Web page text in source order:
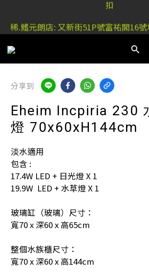
稀.鰭元朗店: 又新街51P號富祐閣16號
店: 西洋菜南街101號金德
稀.鰭元朗店: 又新街51P號富祐閣16號
店: 西洋菜南街101號金德
分享到
Eheim Incpiria 230
燈 70x60xH144cm
淡水適用
包含 :
17.4W LED + 日光燈 X 1
19.9W  LED + 水草燈 X 1
玻璃缸（玻璃）尺寸：
寬70 x 深60 x 高65cm
整個水族櫃尺寸：
寬70 x 深60 x 高144cm